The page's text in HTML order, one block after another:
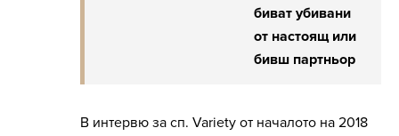
биват убивани
от настоящ или
бивш партньор
В интервю за сп. Variety от началото на 2018